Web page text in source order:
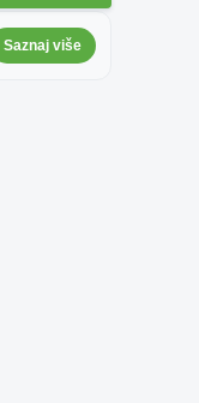
Saznaj više